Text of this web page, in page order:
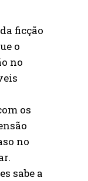
ficção
o
no
os
no
sabe a